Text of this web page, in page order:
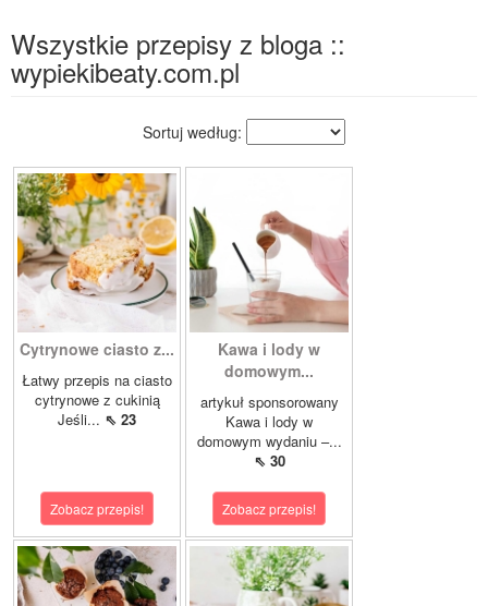
Wszystkie przepisy z bloga ::
wypiekibeaty.com.pl
Sortuj według:
Cytrynowe ciasto z...
Łatwy przepis na ciasto
cytrynowe z cukinią
Jeśli... ⇖ 23
Zobacz przepis!
Kawa i lody w
domowym...
artykuł sponsorowany
Kawa i lody w
domowym wydaniu –...
⇖ 30
Zobacz przepis!